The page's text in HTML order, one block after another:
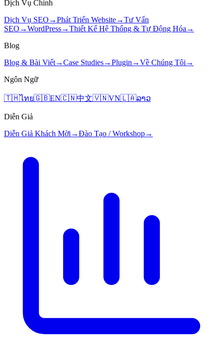
Dịch Vụ Chính
Dịch Vụ SEO →Phát Triển Website→Tư Vấn
SEO →WordPress→Thiết Kế Hệ Thống & Tự Động Hóa →
Blog
Blog & Bài Viết→Case Studies→Plugin →Về Chúng Tôi →
Ngôn Ngữ
🇹🇭ไทย🇬🇧EN🇨🇳中文🇻🇳VN🇱🇦ລາວ
Diễn Giả
Diễn Giả Khách Mời →Đào Tạo / Workshop→